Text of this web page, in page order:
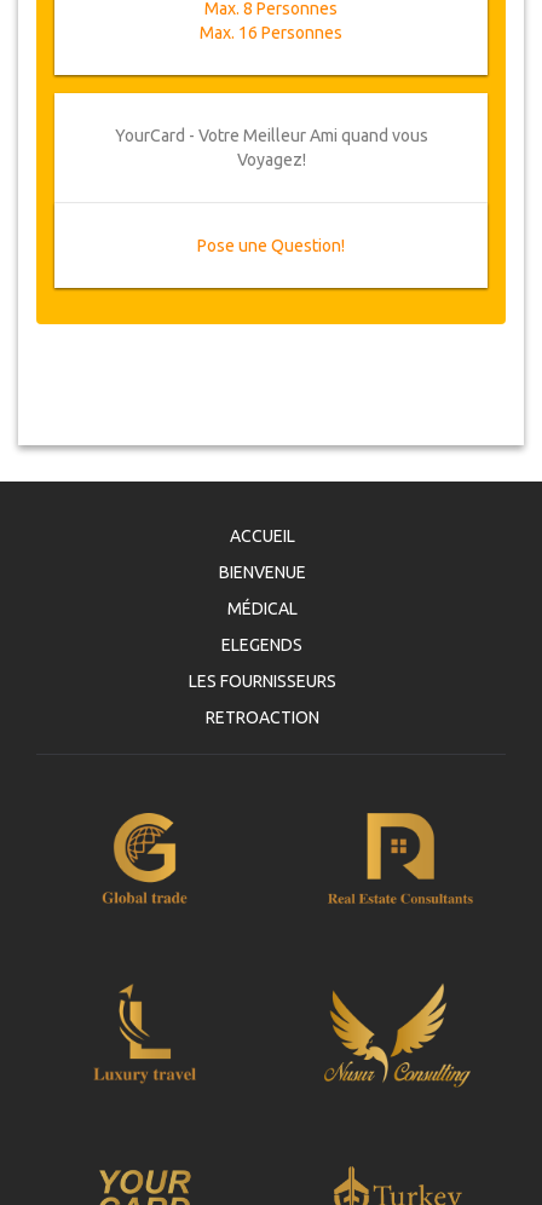
Max. 8 Personnes
Max. 16 Personnes
YourCard - Votre Meilleur Ami quand vous
Voyagez!
Pose une Question!
ACCUEIL
BIENVENUE
MÉDICAL
ELEGENDS
LES FOURNISSEURS
RETROACTION